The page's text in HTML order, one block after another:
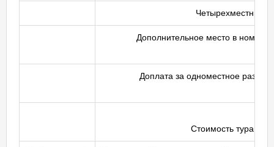
Четырехместный
Дополнительное место в номер
Доплата за одноместное
Стоимость тура для